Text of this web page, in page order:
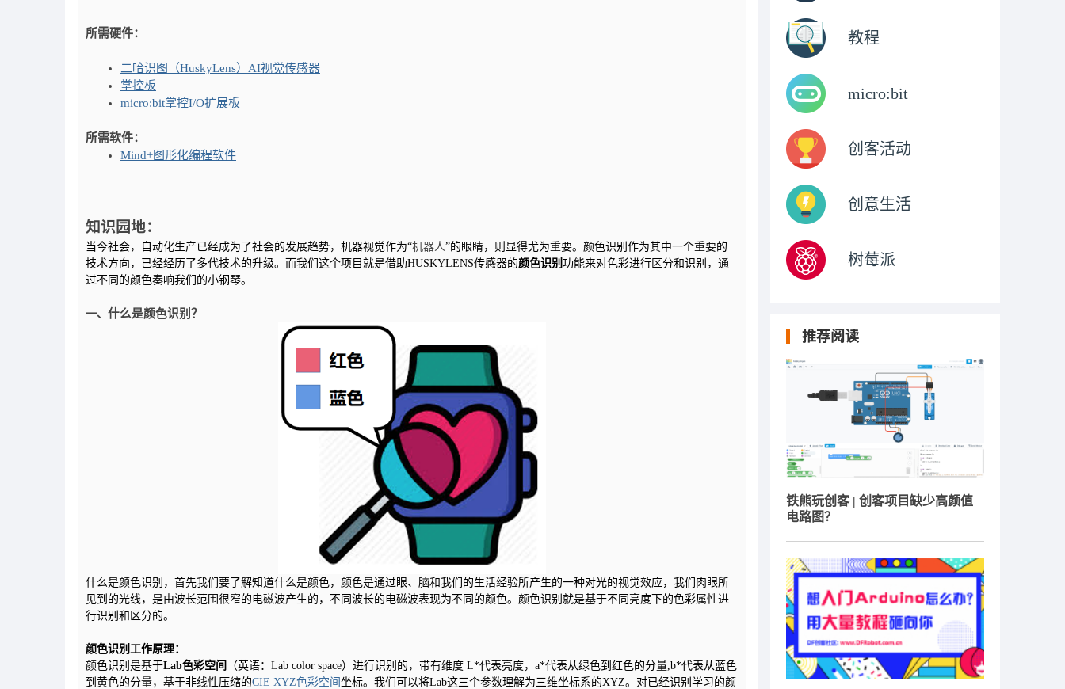
所需硬件：
二哈识图（HuskyLens）AI视觉传感器
掌控板
micro:bit掌控I/O扩展板
所需软件：
Mind+图形化编程软件
知识园地：
当今社会，自动化生产已经成为了社会的发展趋势，机器视觉作为“机器人”的眼睛，则显得尤为重要。颜色识别作为其中一个重要的
技术方向，已经经历了多代技术的升级。而我们这个项目就是借助HUSKYLENS传感器的颜色识别 功能来对色彩进行区分和识别，通
过不同的颜色奏响我们的小钢琴。
一、 什么是颜色识别 ？
什么是颜色识别，首先我们要了解知道什么是颜色，颜色是通过眼、脑和我们的生活经验所产生的一种对光的视觉效应，我们肉眼所
见到的光线，是由波长范围很窄的电磁波产生的，不同波长的电磁波表现为不同的颜色。颜色识别就是基于不同亮度下的色彩属性进
行识别和区分的。
颜色识别工作原理：
颜色识别是基于Lab色彩空间
（英语：Lab color space）进行识别的，带有维度 L*代表亮度，a*代表从绿色到红色的分量,b*代表从蓝色
到黄色的分量，基于非线性压缩的CIE XYZ色彩空间 坐标。我们可以将Lab这三个参数理解为三维坐标系的XYZ。对已经识别学习的颜
教程
micro:bit
创客活动
创意生活
树莓派
推荐阅读
铁熊玩创客 | 创客项目缺少高颜值
电路图？